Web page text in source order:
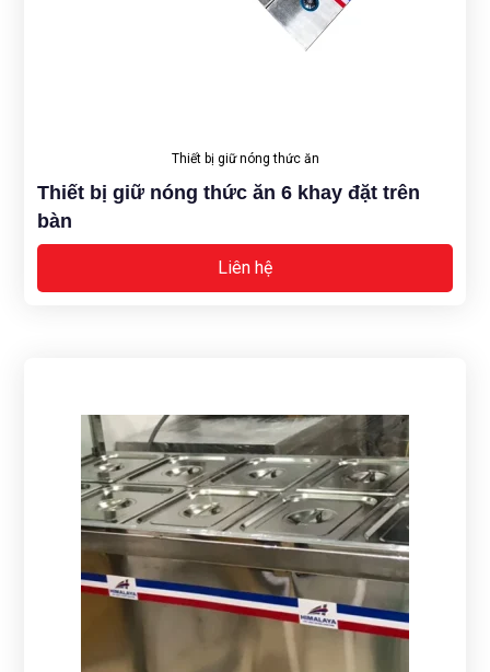
Thiết bị giữ nóng thức ăn
Thiết bị giữ nóng thức ăn 6 khay đặt trên
bàn
Liên hệ